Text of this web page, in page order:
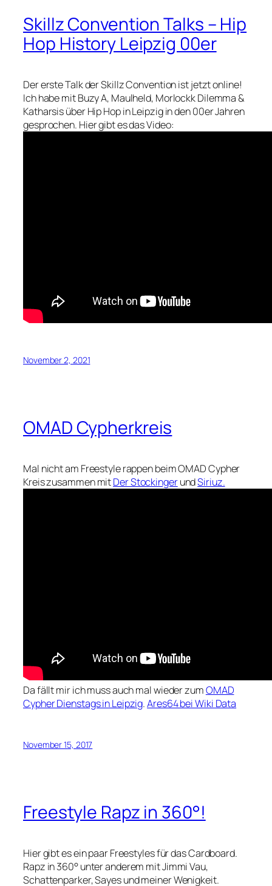
Skillz Convention Talks – Hip
Hop History Leipzig 00er
Der erste Talk der Skillz Convention ist jetzt online!
Ich habe mit Buzy A, Maulheld, Morlockk Dilemma &
Katharsis über Hip Hop in Leipzig in den 00er Jahren
gesprochen. Hier gibt es das Video:
November 2, 2021
OMAD Cypherkreis
Mal nicht am Freestyle rappen beim OMAD Cypher
Kreis zusammen mitDer StockingerundSiriuz.
Da fällt mir ich muss auch mal wieder zumOMAD
Cypher Dienstags in Leipzig.Ares64 bei Wiki Data
November 15, 2017
Freestyle Rapz in 360°!
Hier gibt es ein paar Freestyles für das Cardboard.
Rapz in 360° unter anderem mit Jimmi Vau,
Schattenparker, Sayes und meiner Wenigkeit.